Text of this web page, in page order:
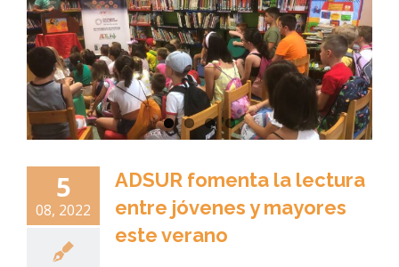
5
08, 2022
ADSUR fomenta la lectura
entre jóvenes y mayores
este verano